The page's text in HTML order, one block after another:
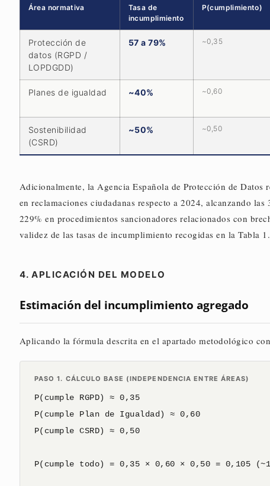
Área normativa
Tasa de
incumplimiento
P(cumplimiento)
Protección de
datos (RGPD /
LOPDGDD)
57 a 79% ~0,35
Planes de igualdad ~40% ~0,60
Sostenibilidad
(CSRD)
~50% ~0,50
Adicionalmente, la Agencia Española de Protección de
en reclamaciones ciudadanas respecto a 2024, alcanzando
229% en procedimientos sancionadores relacionados con
validez de las tasas de incumplimiento recogidas en la Tabla 1.
4. APLICACIÓN DEL MODELO
Estimación del incumplimiento agregado
Aplicando la fórmula descrita en el apartado metodológico
PASO 1. CÁLCULO BASE (INDEPENDENCIA ENTRE ÁREAS)
P(cumple RGPD) ≈ 0,35
P(cumple Plan de Igualdad) ≈ 0,60
P(cumple CSRD) ≈ 0,50
P(cumple todo) = 0,35 × 0,60 × 0,50 = 0,105